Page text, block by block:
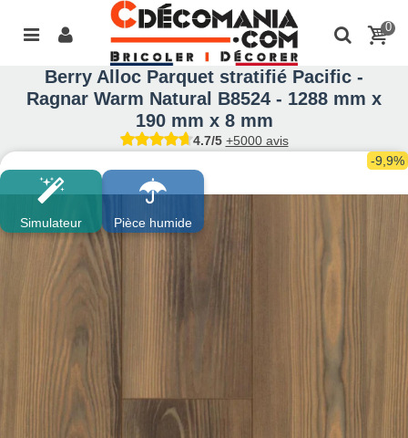
0
Berry Alloc Parquet stratifié Pacific -
Ragnar Warm Natural B8524 - 1288 mm x
190 mm x 8 mm
4.7/5 +5000 avis
Simulateur Pièce humide
-9,9%